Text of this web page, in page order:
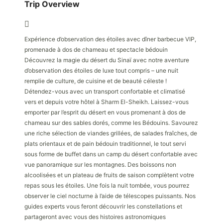
Trip Overview
Expérience d’observation des étoiles avec dîner barbecue VIP,
promenade à dos de chameau et spectacle bédouin
Découvrez la magie du désert du Sinaï avec notre aventure
d’observation des étoiles de luxe tout compris – une nuit
remplie de culture, de cuisine et de beauté céleste !
Détendez-vous avec un transport confortable et climatisé
vers et depuis votre hôtel à Sharm El-Sheikh. Laissez-vous
emporter par l’esprit du désert en vous promenant à dos de
chameau sur des sables dorés, comme les Bédouins. Savourez
une riche sélection de viandes grillées, de salades fraîches, de
plats orientaux et de pain bédouin traditionnel, le tout servi
sous forme de buffet dans un camp du désert confortable avec
vue panoramique sur les montagnes. Des boissons non
alcoolisées et un plateau de fruits de saison complètent votre
repas sous les étoiles. Une fois la nuit tombée, vous pourrez
observer le ciel nocturne à l’aide de télescopes puissants. Nos
guides experts vous feront découvrir les constellations et
partageront avec vous des histoires astronomiques